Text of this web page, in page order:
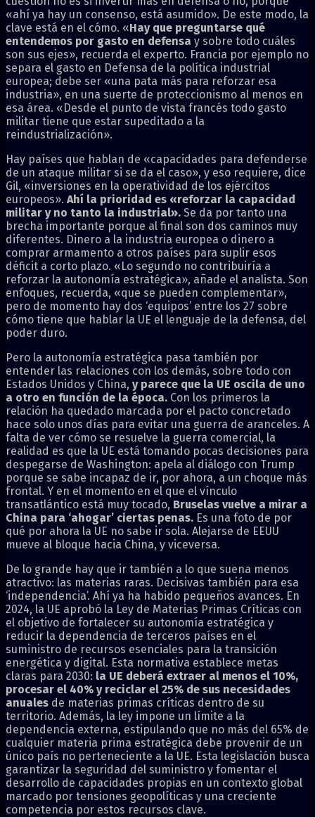
«ahí ya hay un consenso, está asumido». De este modo, la
clave está en el cómo. «Hay que preguntarse qué
entendemos por gasto en defensa y sobre todo cuáles
son sus ejes», recuerda el experto. Francia por ejemplo no
separa el gasto en Defensa de la política industrial
europea; debe ser «una pata más para reforzar esa
industria», en una suerte de proteccionismo al menos en
esa área. «Desde el punto de vista francés todo gasto
militar tiene que estar supeditado a la
reindustrialización».
Hay países que hablan de «capacidades para defenderse
de un ataque militar si se da el caso», y eso requiere, dice
Gil, «inversiones en la operatividad de los ejércitos
europeos». Ahí la prioridad es «reforzar la capacidad
militar y no tanto la industrial». Se da por tanto una
brecha importante porque al final son dos caminos muy
diferentes. Dinero a la industria europea o dinero a
comprar armamento a otros países para suplir esos
déficit a corto plazo. «Lo segundo no contribuiría a
reforzar la autonomía estratégica», añade el analista. Son
enfoques, recuerda, «que se pueden complementar»,
pero de momento hay dos ‘equipos’ entre los 27 sobre
cómo tiene que hablar la UE el lenguaje de la defensa, del
poder duro.
Pero la autonomía estratégica pasa también por
entender las relaciones con los demás, sobre todo con
Estados Unidos y China, y parece que la UE oscila de uno
a otro en función de la época. Con los primeros la
relación ha quedado marcada por el pacto concretado
hace solo unos días para evitar una guerra de aranceles. A
falta de ver cómo se resuelve la guerra comercial, la
realidad es que la UE está tomando pocas decisiones para
despegarse de Washington: apela al diálogo con Trump
porque se sabe incapaz de ir, por ahora, a un choque más
frontal. Y en el momento en el que el vínculo
transatlántico está muy tocado, Bruselas vuelve a mirar a
China para ‘ahogar’ ciertas penas. Es una foto de por
qué por ahora la UE no sabe ir sola. Alejarse de EEUU
mueve al bloque hacia China, y viceversa.
De lo grande hay que ir también a lo que suena menos
atractivo: las materias raras. Decisivas también para esa
‘independencia’. Ahí ya ha habido pequeños avances. En
2024, la UE aprobó la Ley de Materias Primas Críticas con
el objetivo de fortalecer su autonomía estratégica y
reducir la dependencia de terceros países en el
suministro de recursos esenciales para la transición
energética y digital. Esta normativa establece metas
claras para 2030: la UE deberá extraer al menos el 10%,
procesar el 40% y reciclar el 25% de sus necesidades
anuales de materias primas críticas dentro de su
territorio. Además, la ley impone un límite a la
dependencia externa, estipulando que no más del 65% de
cualquier materia prima estratégica debe provenir de un
único país no perteneciente a la UE. Esta legislación busca
garantizar la seguridad del suministro y fomentar el
desarrollo de capacidades propias en un contexto global
marcado por tensiones geopolíticas y una creciente
competencia por estos recursos clave.